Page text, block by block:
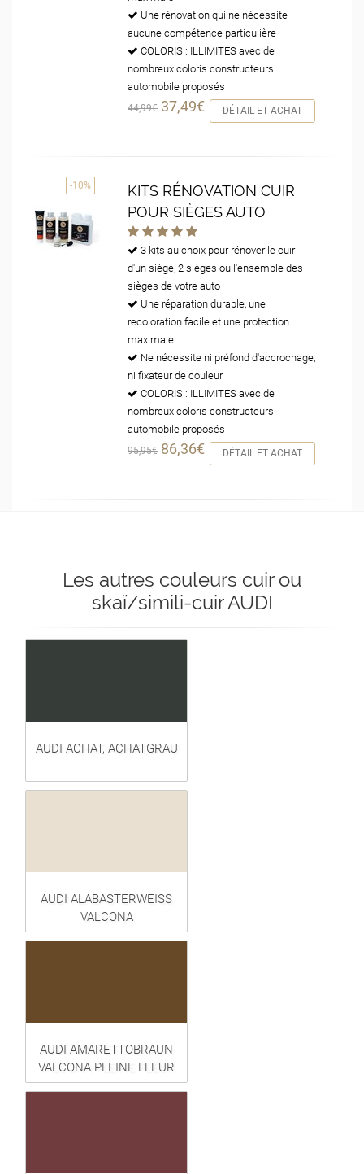
Une rénovation qui ne nécessite
aucune compétence particulière
COLORIS : ILLIMITES avec de
nombreux coloris constructeurs
automobile proposés
44,99€ 37,49€ DÉTAIL ET ACHAT
-10%
KITS RÉNOVATION CUIR
POUR SIÈGES AUTO
3 kits au choix pour rénover le cuir
d'un siège, 2 sièges ou l'ensemble des
sièges de votre auto
Une réparation durable, une
recoloration facile et une protection
maximale
Ne nécessite ni préfond d'accrochage,
ni fixateur de couleur
COLORIS : ILLIMITES avec de
nombreux coloris constructeurs
automobile proposés
95,95€ 86,36€ DÉTAIL ET ACHAT
Les autres couleurs cuir ou
skaï/simili-cuir AUDI
AUDI ACHAT, ACHATGRAU
AUDI ALABASTERWEISS
VALCONA
AUDI AMARETTOBRAUN
VALCONA PLEINE FLEUR